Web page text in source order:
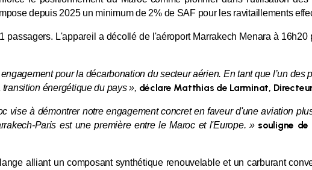
depuis 2025 un minimum de 2% de SAF pour les ravitaillements
L'appareil a décollé de l'aéroport Marrakech Menara à
pour la décarbonation du secteur aérien. En tant que l’un des
énergétique du pays », déclare Matthias de Larminat,
à démontrer notre engagement concret en faveur d'une aviation
Paris est une première entre le Maroc et l'Europe. » souligne de
alliant un composant synthétique renouvelable et un carburant